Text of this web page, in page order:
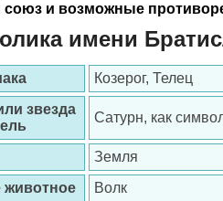
и возможные
имени
Козерог, Телец
звезда
Сатурн, как
Земля
животное
Волк